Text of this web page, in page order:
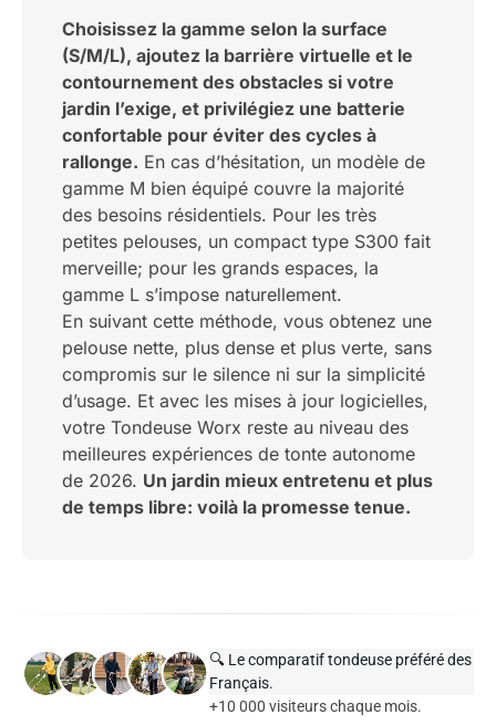
Choisissez la gamme selon la surface
(S/M/L), ajoutez la barrière virtuelle et le
contournement des obstacles si votre
jardin l’exige, et privilégiez une batterie
confortable pour éviter des cycles à
rallonge. En cas d’hésitation, un modèle de
gamme M bien équipé couvre la majorité
des besoins résidentiels. Pour les très
petites pelouses, un compact type S300 fait
merveille; pour les grands espaces, la
gamme L s’impose naturellement.
En suivant cette méthode, vous obtenez une
pelouse nette, plus dense et plus verte, sans
compromis sur le silence ni sur la simplicité
d’usage. Et avec les mises à jour logicielles,
votre Tondeuse Worx reste au niveau des
meilleures expériences de tonte autonome
de 2026. Un jardin mieux entretenu et plus
de temps libre: voilà la promesse tenue.
🔍 Le comparatif tondeuse préféré des
Français.
+10 000 visiteurs chaque mois.